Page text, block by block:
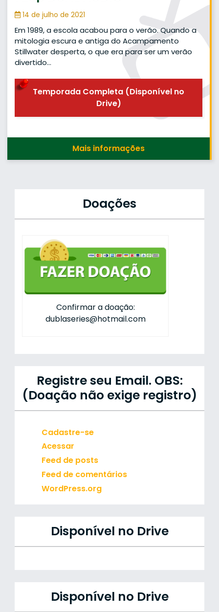
14 de julho de 2021
Em 1989, a escola acabou para o verão. Quando a
mitologia escura e antiga do Acampamento
Stillwater desperta, o que era para ser um verão
divertido…
Temporada Completa (Disponível no
Drive)
Mais informações
Doações
Confirmar a doação:
dublaseries@hotmail.com
Registre seu Email. OBS:
(Doação não exige registro)
Cadastre-se
Acessar
Feed de posts
Feed de comentários
WordPress.org
Disponível no Drive
Disponível no Drive